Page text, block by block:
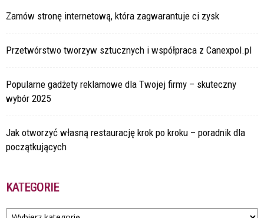
Zamów stronę internetową, która zagwarantuje ci zysk
Przetwórstwo tworzyw sztucznych i współpraca z Canexpol.pl
Popularne gadżety reklamowe dla Twojej firmy – skuteczny
wybór 2025
Jak otworzyć własną restaurację krok po kroku – poradnik dla
początkujących
KATEGORIE
Kategorie